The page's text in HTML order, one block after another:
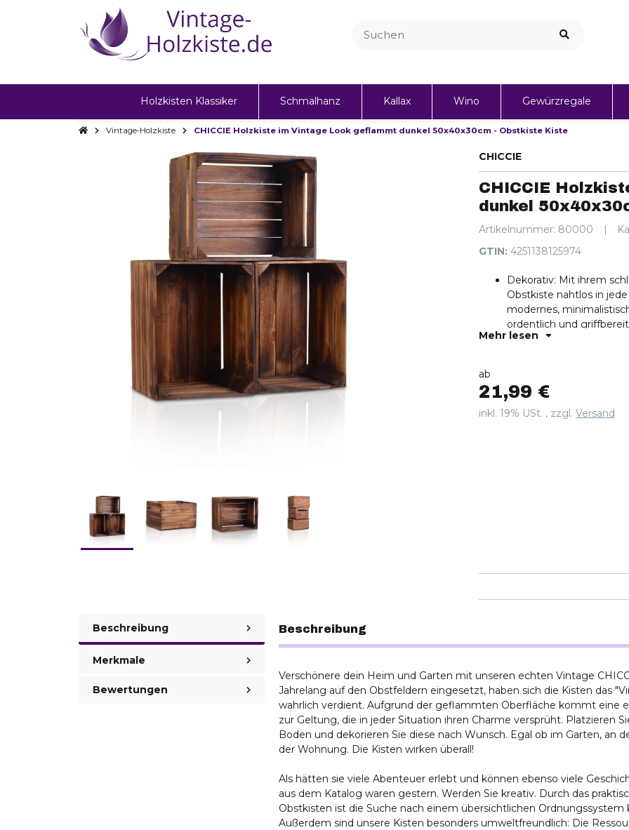
Holzkisten Klassiker Schmalhanz Kallax Wino Gewürzregale
Personalisierte Geschenke
Vintage-Holzkiste CHICCIE Holzkiste im Vintage Look geflammt dunkel 50x40x30cm - Obstkiste Kiste
CHICCIE
CHICCIE
dunkel
Artikelnummer: 80000
GTIN: 4251138125974
Dekorativ: Mit ihrem
Obstkiste nahtlos in
modernes,
ordentlich und
Vielseitig: Egal ob als
Material: Die Kiste
genug, um den
Qualität: Das CHICCIE
Wert auf Optik und vor
Mehr lesen
ab
21,99 €
inkl. 19% USt. , zzgl. Versand
Beschreibung
Merkmale
Bewertungen
Beschreibung
Verschönere dein Heim und Garten mit unseren echten Vintage
Jahrelang auf den Obstfeldern eingesetzt, haben sich die Kisten das
wahrlich verdient. Aufgrund der geflammten Oberfläche kommt eine
zur Geltung, die in jeder Situation ihren Charme versprüht. Platzieren
Boden und dekorieren Sie diese nach Wunsch. Egal ob im Garten, an
der Wohnung. Die Kisten wirken überall!
Als hätten sie viele Abenteuer erlebt und können ebenso viele
aus dem Katalog waren gestern. Werden Sie kreativ. Durch das
Obstkisten ist die Suche nach einem übersichtlichen Ordnungssystem
Außerdem sind unsere Kisten besonders umweltfreundlich: Die